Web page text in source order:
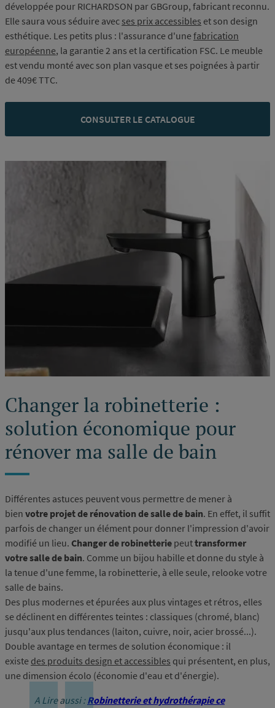
développée pour RICHARDSON par GBGroup, fabricant reconnu.
Elle saura vous séduire avec ses prix accessibles et son design
esthétique. Les petits plus : l'assurance d'unefabrication
européenne, la garantie 2 ans et la certification FSC. Le meuble
est vendu monté avec son plan vasque et ses poignées à partir
de 409€ TTC.
CONSULTER LE CATALOGUE
Changer la robinetterie :
solution économique pour
rénover ma salle de bain
Différentes astuces peuvent vous permettre de mener à
bien votre projet de rénovation de salle de bain. En effet, il suffit
parfois de changer un élément pour donner l'impression d'avoir
modifié un lieu. Changer de robinetterie peuttransformer
votre salle de bain. Comme un bijou habille et donne du style à
la tenue d'une femme, la robinetterie, à elle seule, relooke votre
salle de bains.
Des plus modernes et épurées aux plus vintages et rétros, elles
se déclinent en différentes teintes : classiques (chromé, blanc)
jusqu'aux plus tendances (laiton, cuivre, noir, acier brossé...).
Double avantage en termes de solution économique : il
existe des produits design et accessibles qui présentent, en plus,
une dimension écolo (économie d'eau et d'énergie).
A Lire aussi :Robinetterie et hydrothérapie ce